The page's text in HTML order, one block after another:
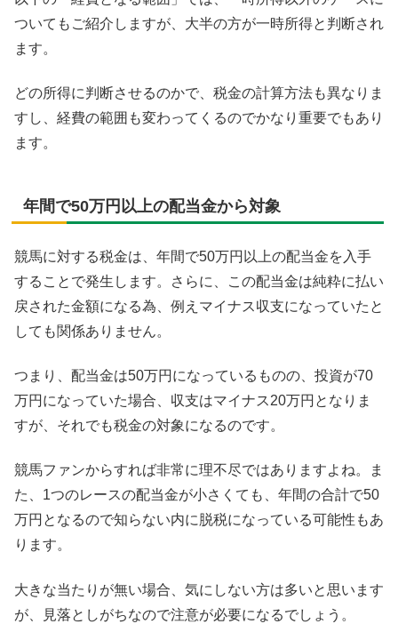
ついてもご紹介しますが、大半の方が一時所得と判断され
ます。
どの所得に判断させるのかで、税金の計算方法も異なりま
すし、経費の範囲も変わってくるのでかなり重要でもあり
ます。
年間で50万円以上の配当金から対象
競馬に対する税金は、年間で50万円以上の配当金を入手
することで発生します。さらに、この配当金は純粋に払い
戻された金額になる為、例えマイナス収支になっていたと
しても関係ありません。
つまり、配当金は50万円になっているものの、投資が70
万円になっていた場合、収支はマイナス20万円となりま
すが、それでも税金の対象になるのです。
競馬ファンからすれば非常に理不尽ではありますよね。ま
た、1つのレースの配当金が小さくても、年間の合計で50
万円となるので知らない内に脱税になっている可能性もあ
ります。
大きな当たりが無い場合、気にしない方は多いと思います
が、見落としがちなので注意が必要になるでしょう。